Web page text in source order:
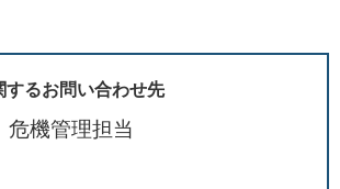
するお問い合わせ先
危機管理担当